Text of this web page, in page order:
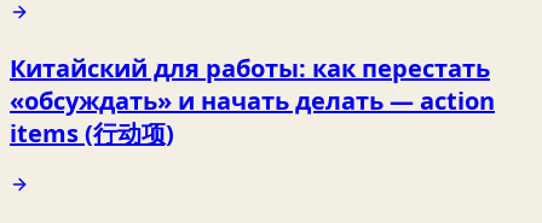
Китайский для работы: как перестать
«обсуждать» и начать делать — action
items (行动项)